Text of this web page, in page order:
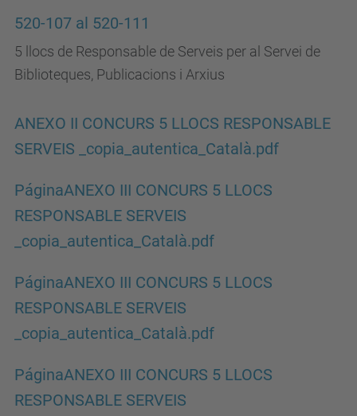
520-107 al 520-111
5 llocs de Responsable de Serveis per al Servei de
Biblioteques, Publicacions i Arxius
ANEXO II CONCURS 5 LLOCS RESPONSABLE
SERVEIS _copia_autentica_Català.pdf
PáginaANEXO III CONCURS 5 LLOCS
RESPONSABLE SERVEIS
_copia_autentica_Català.pdf
PáginaANEXO III CONCURS 5 LLOCS
RESPONSABLE SERVEIS
_copia_autentica_Català.pdf
PáginaANEXO III CONCURS 5 LLOCS
RESPONSABLE SERVEIS